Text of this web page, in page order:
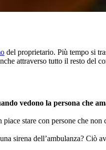
del proprietario. Più tempo si
attraverso tutto il resto del
vedono la persona che
stare con persone che
sirena dell’ambulanza? Ciò